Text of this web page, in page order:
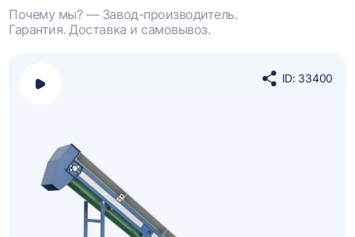
Почему мы? — Завод-производитель.
Гарантия. Доставка и самовывоз.
Открыть
просмотра
видео
ID: 33400